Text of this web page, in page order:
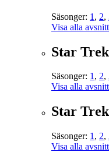
Säsonger: 1 , 2,
Visa alla avsnitt
Star
Säsonger: 1, 2,
Visa alla avsnitt
Star
Säsonger: 1 , 2,
Visa alla avsnitt